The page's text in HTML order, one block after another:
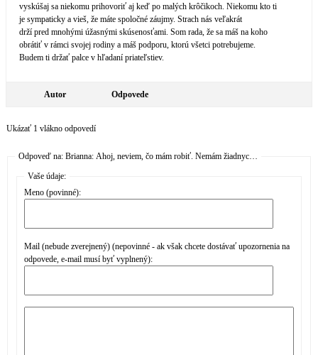
vyskúšaj sa niekomu prihovoriť aj keď po malých krôčikoch. Niekomu kto ti
je sympaticky a vieš, že máte spoločné záujmy. Strach nás veľakrát
drží pred mnohými úžasnými skúsenosťami. Som rada, že sa máš na koho
obrátiť v rámci svojej rodiny a máš podporu, ktorú všetci potrebujeme.
Budem ti držať palce v hľadaní priateľstiev.
Autor Odpovede
Ukázať 1 vlákno odpovedí
Odpoveď na: Brianna: Ahoj, neviem, čo mám robiť. Nemám žiadnyc…
Vaše údaje:
Meno (povinné):
Mail (nebude zverejnený) (nepovinné - ak však chcete dostávať upozornenia na
odpovede, e-mail musí byť vyplnený):